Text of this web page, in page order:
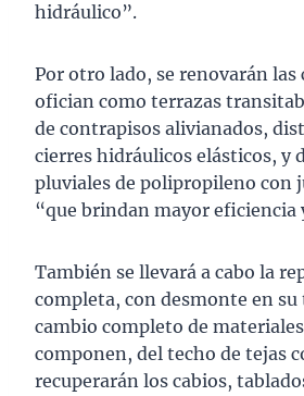
hidráulico”.
Por otro lado, se renovarán las
ofician como terrazas
de contrapisos alivianados,
cierres hidráulicos elásticos, y
pluviales de polipropileno con
“que brindan mayor eficiencia
También se llevará a cabo la
completa, con desmonte en
cambio completo de
componen, del techo de tejas
recuperarán los cabios,